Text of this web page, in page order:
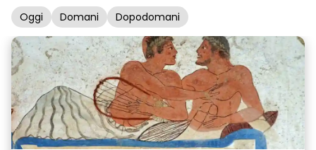
Oggi Domani Dopodomani